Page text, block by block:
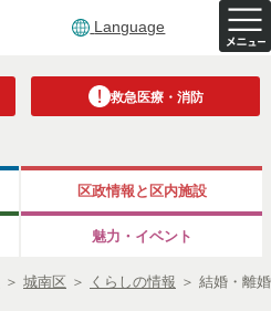
Language
救急医療・消防
区政情報と区内施設
魅力・イベント
＞ 城南区 ＞ くらしの情報 ＞ 結婚・離婚